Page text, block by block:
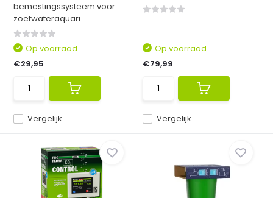
bemestingssysteem voor
zoetwateraquari...
Vergelijk
Op voorraad
€29,95
Vergelijk
Op voorraad
€79,99